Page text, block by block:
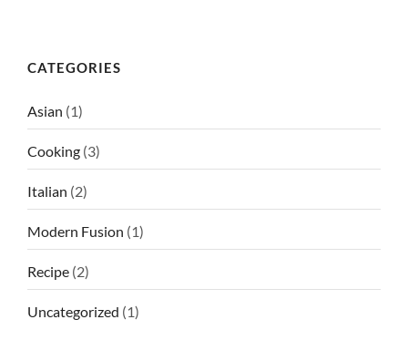
CATEGORIES
Asian (1)
Cooking (3)
Italian (2)
Modern Fusion (1)
Recipe (2)
Uncategorized (1)